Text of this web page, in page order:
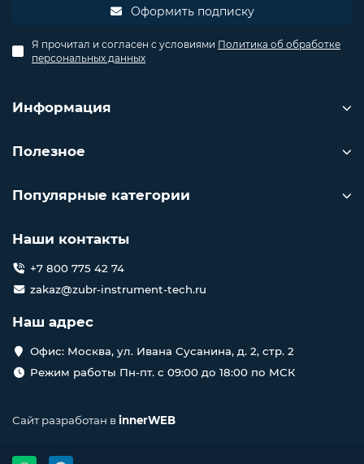
Оформить подписку
Я прочитал и согласен с условиями Политика об обработке
персональных данных
Информация
Полезное
Популярные категории
Наши контакты
+7 800 775 42 74
zakaz@zubr-instrument-tech.ru
Наш адрес
Офис: Москва, ул. Ивана Сусанина, д. 2, стр. 2
Режим работы Пн-пт. с 09:00 до 18:00 по МСК
Сайт разработан вinnerWEB